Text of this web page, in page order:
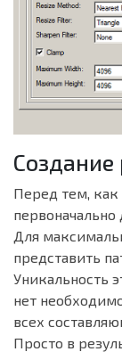
Создание
Перед тем, как
первоначально
Для
представить
Уникальность
нет
всех
Просто в